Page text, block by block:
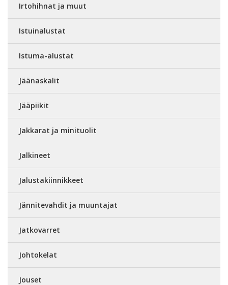
Irtohihnat ja muut
Istuinalustat
Istuma-alustat
Jäänaskalit
Jääpiikit
Jakkarat ja minituolit
Jalkineet
Jalustakiinnikkeet
Jännitevahdit ja muuntajat
Jatkovarret
Johtokelat
Jouset